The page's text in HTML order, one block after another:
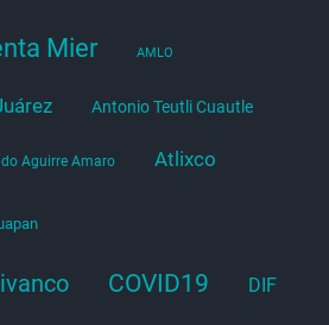
Mier AMLO
Antonio Teutli Cuautle
Aguirre Amaro Atlixco
COVID19 DIF